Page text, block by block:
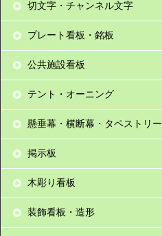
切文字・チャンネル文字
プレート看板・銘板
公共施設看板
テント・オーニング
懸垂幕・横断幕・タペストリー
掲示板
木彫り看板
装飾看板・造形